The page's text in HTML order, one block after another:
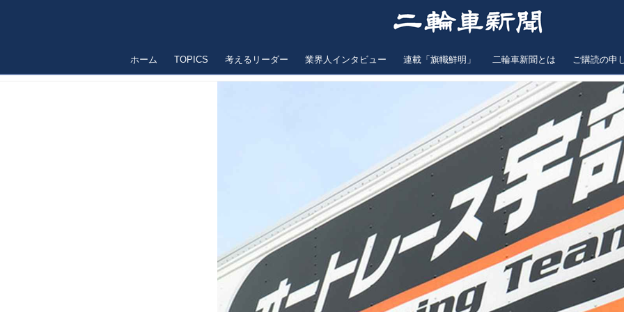
ホーム TOPICS 考えるリーダー 業界人インタビュー 連載「旗幟鮮明」 二輪車新聞とは ご購読の申